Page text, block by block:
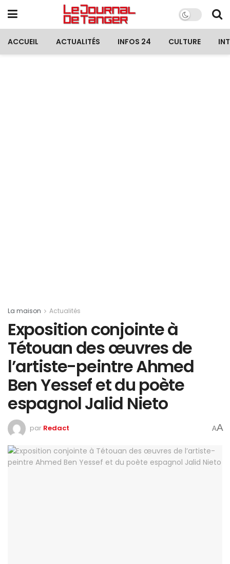
ACCUEIL ACTUALITÉS INFOS 24 CULTURE
La maison Actualités
Exposition conjointe à
Tétouan des œuvres de
l’artiste-peintre Ahmed
Ben Yessef et du poète
espagnol Jalid Nieto
par Redact AA